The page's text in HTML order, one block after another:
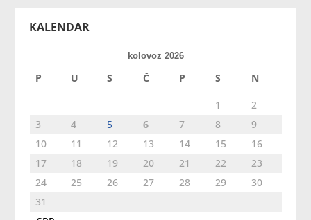
KALENDAR
kolovoz 2026
P U S Č P S N
1
2
3
4 5 6 7 8
9
10
11 12 13 14 15
16
17
18 19 20 21 22
23
24
25 26 27 28 29
30
31